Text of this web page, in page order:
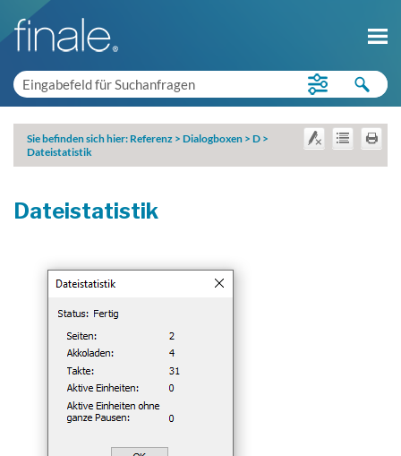
Sie befinden sich hier: Referenz > Dialogboxen > D >
Dateistatistik
Dateistatistik